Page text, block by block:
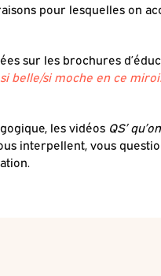
pour lesquelles on
sur les brochures
belle/si moche en ce
les vidéos QS’
interpellent, vous